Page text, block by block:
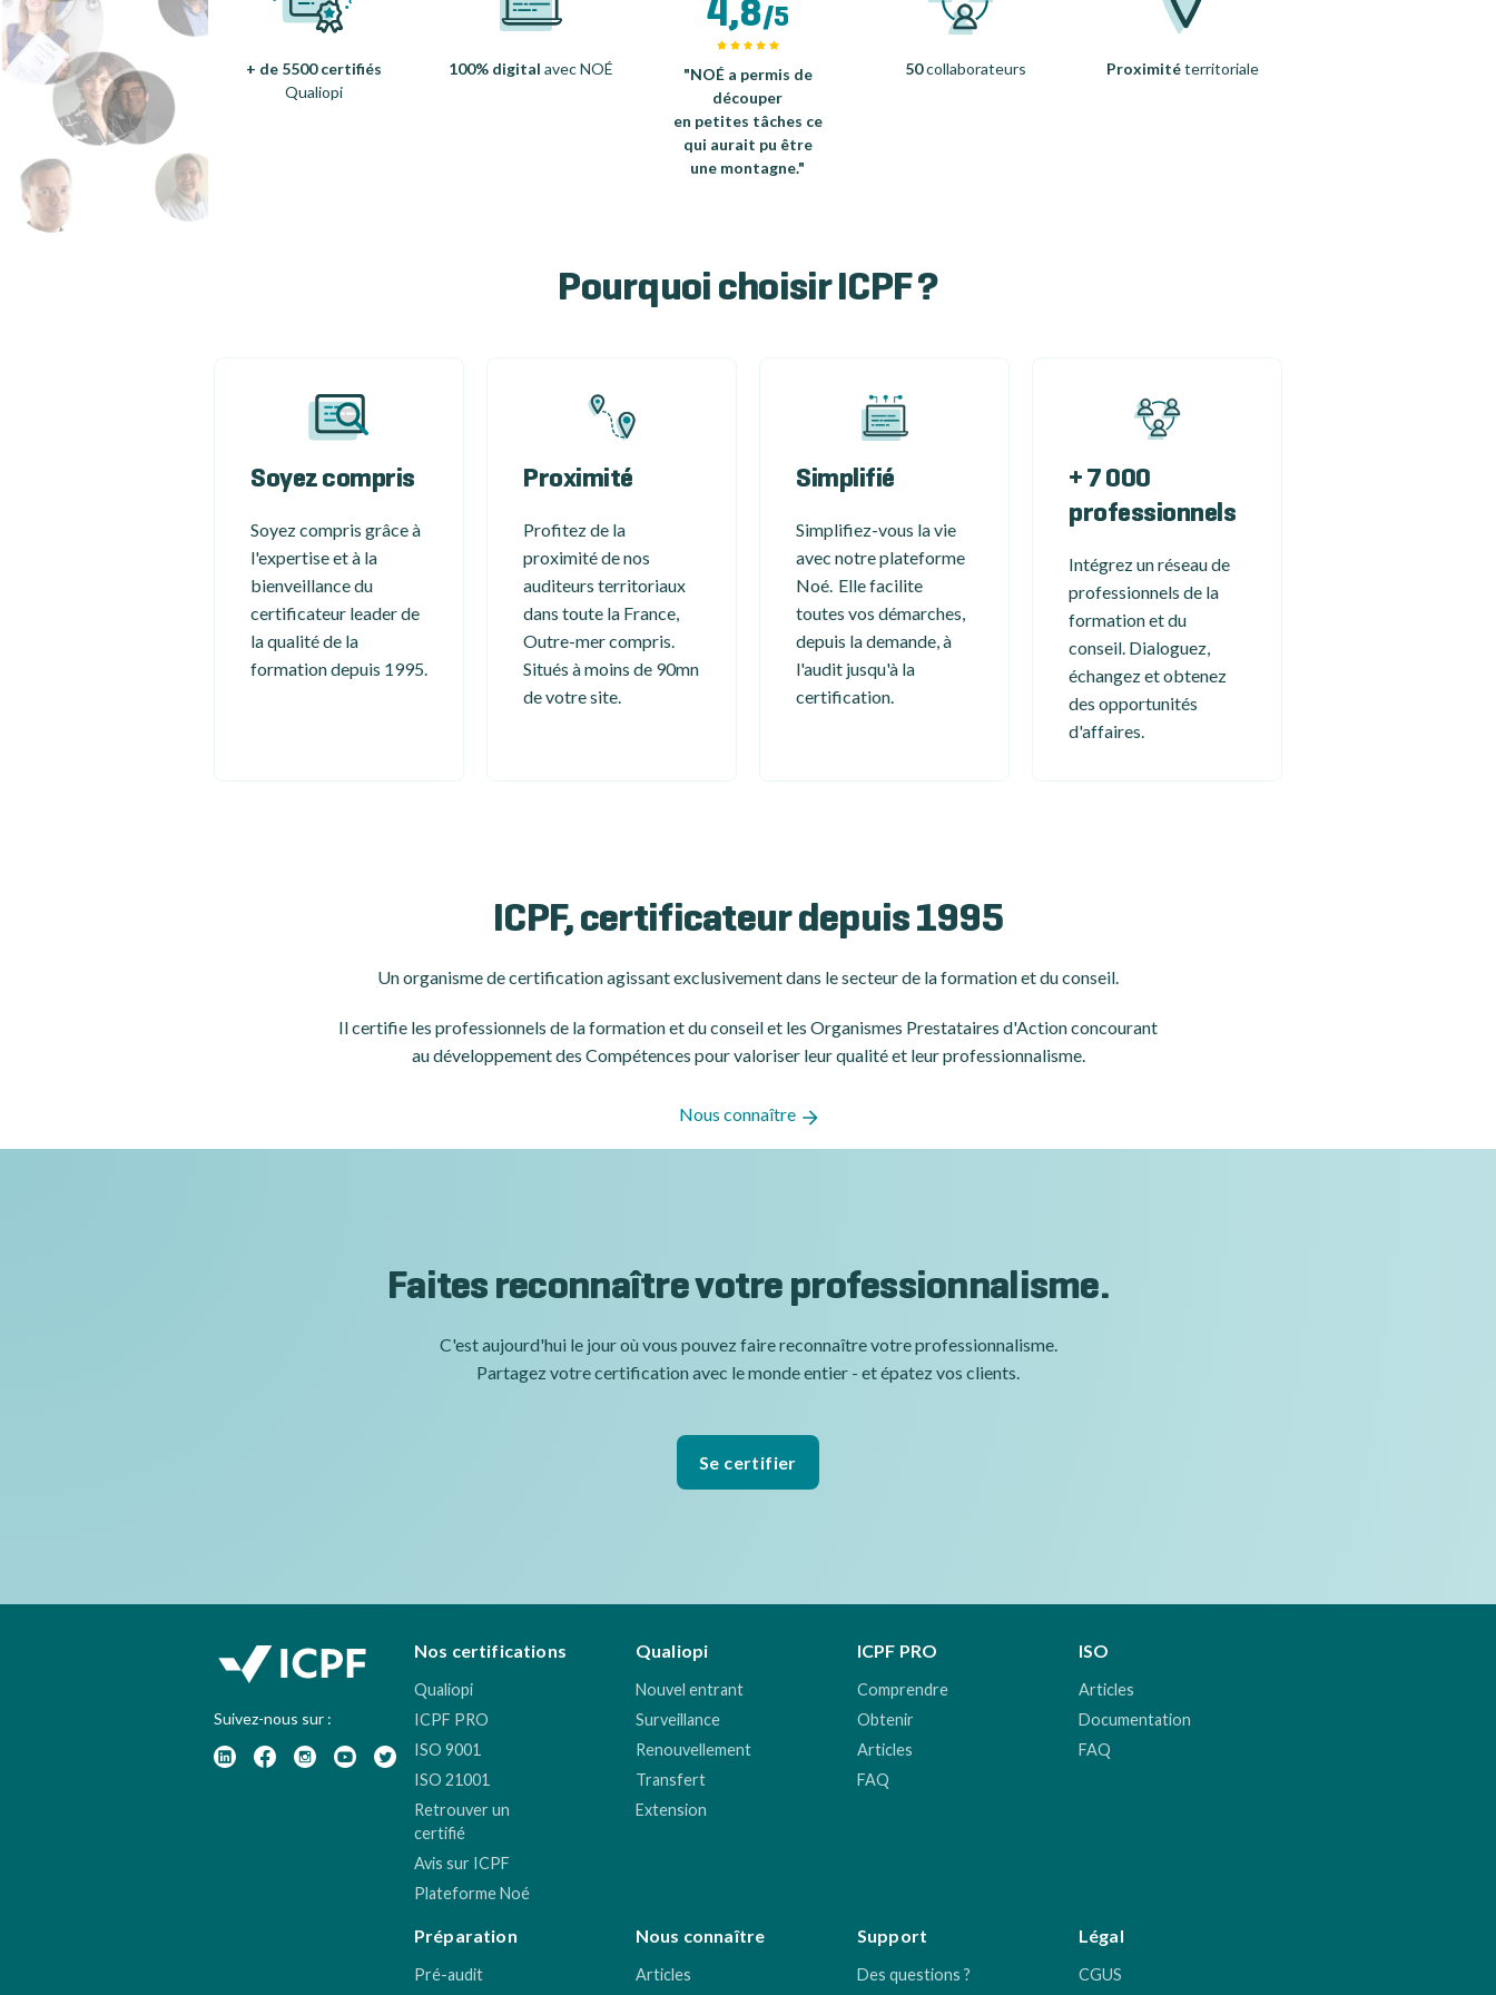
+ de 5500 certifiés
Qualiopi
100% digital avec NOÉ
4,8/5
"NOÉ a permis de
découper
en petites tâches ce
qui aurait pu être
une montagne."
50collaborateurs Proximitéterritoriale
Pourquoi choisir ICPF ?
Soyez compris
Soyez compris grâce à
l'expertise et à la
bienveillance du
certificateur leader de
la qualité de la
formation depuis 1995.
Proximité
Profitez de la
proximité de nos
auditeurs territoriaux
dans toute la France,
Outre-mer compris.
Situés à moins de 90mn
de votre site.
Simplifié
Simplifiez-vous la vie
avec notre plateforme
Noé. Elle facilite
toutes vos démarches,
depuis la demande, à
l'audit jusqu'à la
certification.
+ 7 000
professionnels
Intégrez un réseau de
professionnels de la
formation et du
conseil. Dialoguez,
échangez et obtenez
des opportunités
d'affaires.
ICPF, certificateur depuis 1995
Un organisme de certificationagissant exclusivement dans le secteur de la formation et du conseil.
Il certifie les professionnels de la formation et du conseil et les Organismes Prestataires d'Action concourant
au développement des Compétences pour valoriser leur qualité et leur professionnalisme.
Nous connaître
Faites reconnaître votre professionnalisme.
C'est aujourd'hui le jour où vous pouvez faire reconnaître votre professionnalisme.
Partagez votre certification avec le monde entier - et épatez vos clients.
Se certifier
Suivez-nous sur :
Nos certifications
Qualiopi
ICPF PRO
ISO 9001
ISO 21001
Retrouver un
certifié
Avis sur ICPF
Plateforme Noé
Qualiopi
Nouvel entrant
Surveillance
Renouvellement
Transfert
Extension
ICPF PRO
Comprendre
Obtenir
Articles
FAQ
ISO
Articles
Documentation
FAQ
Préparation
Pré-audit
Nous connaître
Articles
Support
Des questions ?
Légal
CGUS